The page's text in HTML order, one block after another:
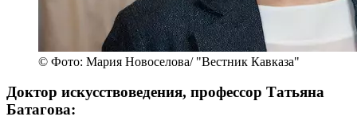
© Фото: Мария Новоселова/ "Вестник Кавказа"
Доктор искусствоведения, профессор Татьяна
Батагова: